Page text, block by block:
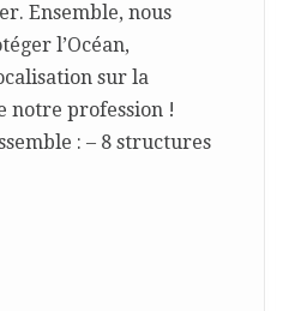
Ensemble, nous
l’Océan,
sur la
notre profession !
: – 8 structures